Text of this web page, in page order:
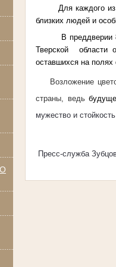
Для каждого из
близких людей и
В преддверии 81-й
Тверской области
оставшихся на полях
Возложение
страны, ведь
мужество и
Пресс-служба